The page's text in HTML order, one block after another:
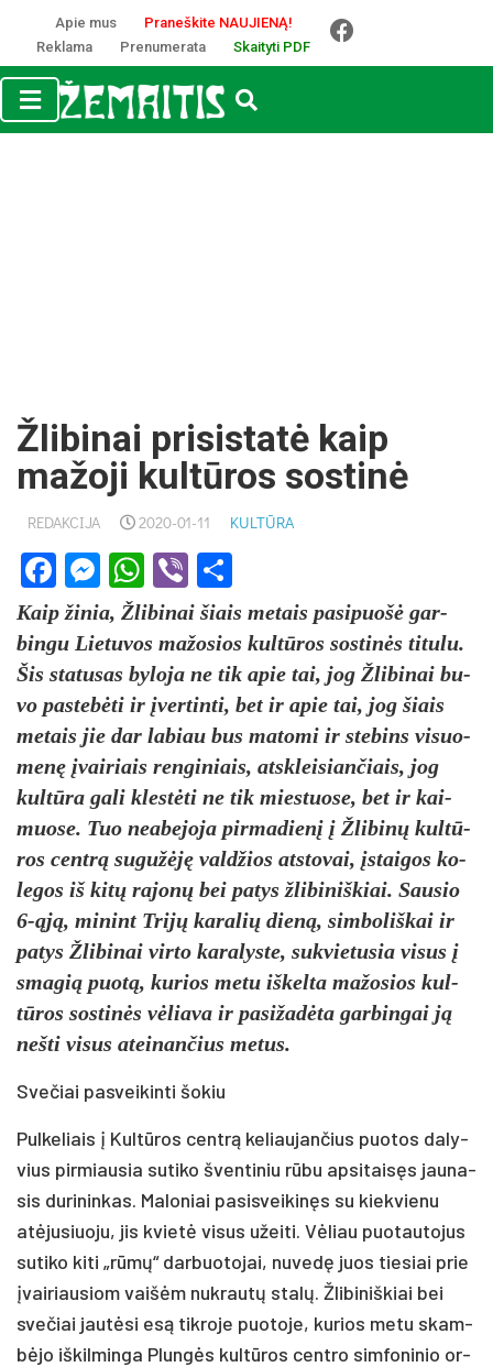
Apie mus
Praneškite NAUJIENĄ!
Reklama
Prenumerata Skaityti PDF
Žlibinai prisistatė kaip
mažoji kultūros sostinė
REDAKCIJA 2020-01-11 KULTŪRA
Facebook
Messenger
WhatsApp
Viber
Kaip ži­nia, Žli­bi­nai šiais me­tais pa­si­puo­šė gar­
bin­gu Lie­tu­vos ma­žo­sios kul­tū­ros sos­ti­nės ti­tu­lu.
Šis sta­tu­sas by­lo­ja ne tik apie tai, jog Žli­bi­nai bu­
vo pa­ste­bė­ti ir įver­tin­ti, bet ir apie tai, jog šiais
me­tais jie dar la­biau bus ma­to­mi ir ste­bins vi­suo­
me­nę įvai­riais ren­gi­niais, at­sklei­sian­čiais, jog
kul­tū­ra ga­li kles­tė­ti ne tik mies­tuo­se, bet ir kai­
muo­se. Tuo nea­be­jo­ja pir­ma­die­nį į Žli­bi­nų kul­tū­
ros cent­rą su­gu­žė­ję val­džios at­sto­vai, įstai­gos ko­
le­gos iš ki­tų ra­jo­nų bei pa­tys žli­bi­niš­kiai. Sau­sio
6-ąją, mi­nint Tri­jų ka­ra­lių die­ną, sim­bo­liš­kai ir
pa­tys Žli­bi­nai vir­to ka­ra­lys­te, su­kvie­tu­sia vi­sus į
sma­gią puo­tą, ku­rios me­tu iš­kel­ta ma­žo­sios kul­
tū­ros sos­ti­nės vė­lia­va ir pa­si­ža­dė­ta gar­bin­gai ją
ne­šti vi­sus atei­nan­čius me­tus.
Sve­čiai pa­svei­kin­ti šo­kiu
Pul­ke­liais į Kul­tū­ros cent­rą ke­liau­jan­čius puo­tos da­ly­
vius pir­miau­sia su­ti­ko šven­ti­niu rū­bu ap­si­tai­sęs jau­na­
sis du­ri­nin­kas. Ma­lo­niai pa­si­svei­ki­nęs su kiek­vie­nu
atė­ju­siuo­ju, jis kvie­tė vi­sus užei­ti. Vė­liau puo­tau­to­jus
su­ti­ko ki­ti „rū­mų“ dar­buo­to­jai, nu­ve­dę juos tie­siai prie
įvai­riau­siom vai­šėm nu­krau­tų sta­lų. Žli­bi­niš­kiai bei
sve­čiai jau­tė­si esą tik­ro­je puo­to­je, ku­rios me­tu skam­
bė­jo iš­kil­min­ga Plun­gės kul­tū­ros cent­ro sim­fo­ni­nio or­